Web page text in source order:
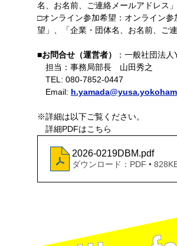
名、お名前、ご連絡メールアドレス
□オンライン参加希望：オンライン
望」、「企業・団体名、お名前、ご
■お問合せ（運営者）
：一般社団法
担当：事務局部長　山田秀之
TEL: 080-7852-0447
Email:
※詳細は以下ご覧ください。
詳細PDFはこちら
2026-0219DBM.pdf
ダウンロード：PDF •